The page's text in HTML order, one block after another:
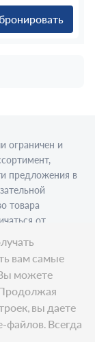
ограничен и
предложения в
товара
от
пример
вам самые
можете
вы даете
файлов. Всегда